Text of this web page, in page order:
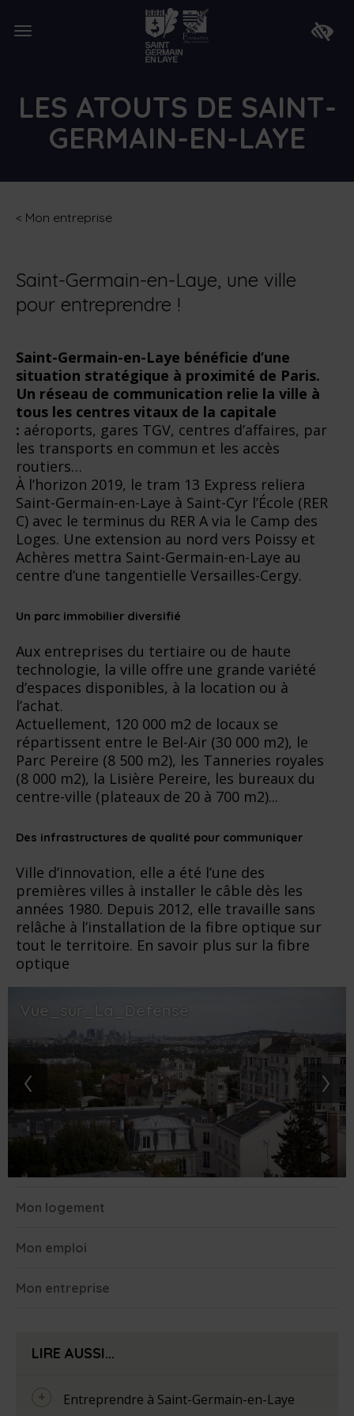
Ouvrir
Lien
de
retour
à
la
Faire
LES ATOUTS DE SAINT-
GERMAIN-EN-LAYE
< Mon entreprise
Saint-Germain-en-Laye, une ville
pour entreprendre !
Saint-Germain-en-Laye bénéficie d’une
situation stratégique à proximité de Paris.
Un réseau de communication relie la ville à
tous les centres vitaux de la capitale
: aéroports, gares TGV, centres d’affaires, par
les transports en commun et les accès
routiers…
À l’horizon 2019, le tram 13 Express reliera
Saint-Germain-en-Laye à Saint-Cyr l’École (RER
C) avec le terminus du RER A via le Camp des
Loges. Une extension au nord vers Poissy et
Achères mettra Saint-Germain-en-Laye au
centre d’une tangentielle Versailles-Cergy.
Un parc immobilier diversifié
Aux entreprises du tertiaire ou de haute
technologie, la ville offre une grande variété
d’espaces disponibles, à la location ou à
l’achat.
Actuellement, 120 000 m2 de locaux se
répartissent entre le Bel-Air (30 000 m2), le
Parc Pereire (8 500 m2), les Tanneries royales
(8 000 m2), la Lisière Pereire, les bureaux du
centre-ville (plateaux de 20 à 700 m2)...
Des infrastructures de qualité pour communiquer
Ville d’innovation, elle a été l’une des
premières villes à installer le câble dès les
années 1980. Depuis 2012, elle travaille sans
relâche à l’installation de la fibre optique sur
tout le territoire. En savoir plus sur la fibre
optique
Vue_sur_La_Defense
‹ ›
Mon logement
Mon emploi
Mon entreprise
LIRE AUSSI...
Entreprendre à Saint-Germain-en-Laye